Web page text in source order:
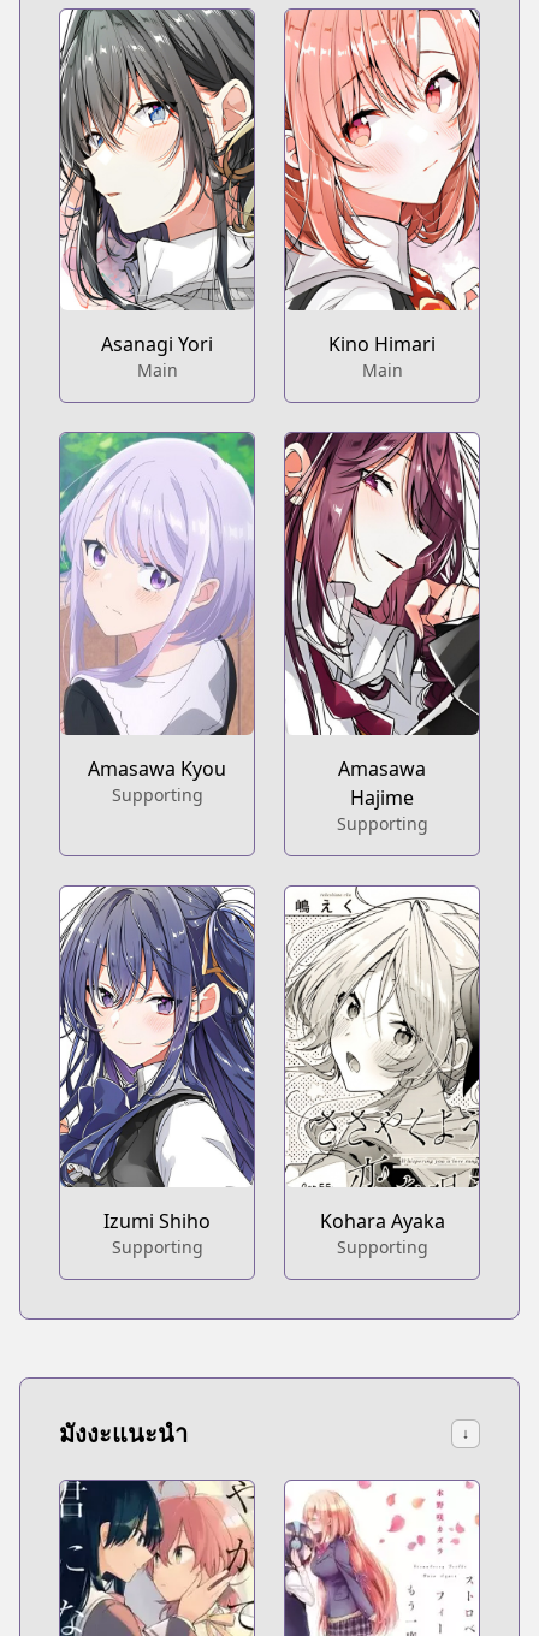
Asanagi Yori
Main
Kino Himari
Main
Amasawa Kyou
Supporting
Amasawa
Hajime
Supporting
Izumi Shiho
Supporting
Kohara Ayaka
Supporting
มังงะแนะนำ ↓